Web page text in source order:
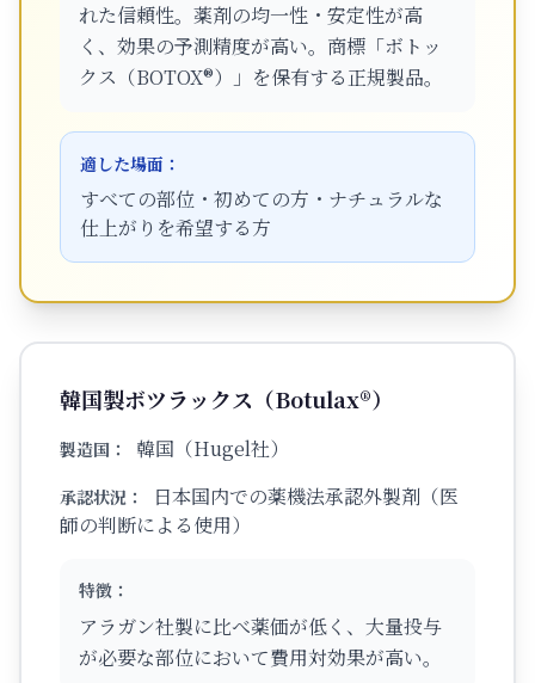
れた信頼性。薬剤の均一性・安定性が高
く、効果の予測精度が高い。商標「ボトッ
クス（BOTOX®）」を保有する正規製品。
適した場面：
すべての部位・初めての方・ナチュラルな
仕上がりを希望する方
韓国製ボツラックス（Botulax®）
製造国： 韓国（Hugel社）
承認状況：
日本国内での薬機法承認外製剤（医
師の判断による使用）
特徴：
アラガン社製に比べ薬価が低く、大量投与
が必要な部位において費用対効果が高い。